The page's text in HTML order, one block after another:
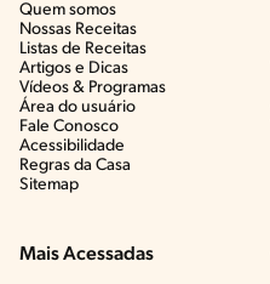
Quem somos
Nossas Receitas
Listas de Receitas​
Artigos e Dicas​
Vídeos & Programas​
Área do usuário
Fale Conosco
Acessibilidade
Regras da Casa
Sitemap
Mais Acessadas